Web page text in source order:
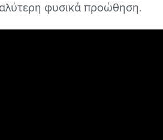
φυσικά προώθηση.